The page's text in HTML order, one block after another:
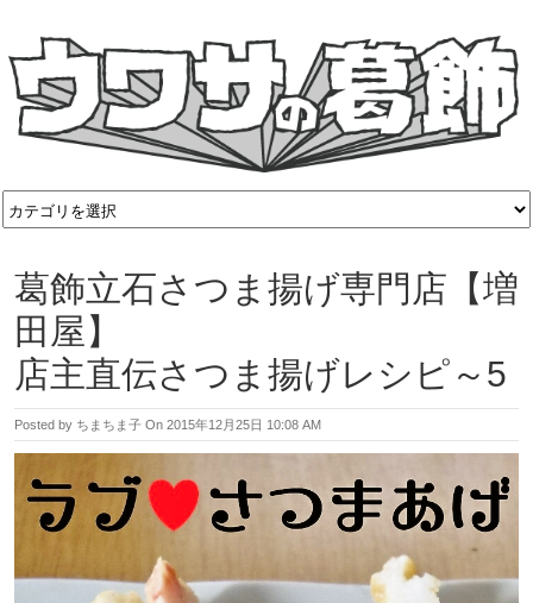
葛飾立石さつま揚げ専門店【増
田屋】
店主直伝さつま揚げレシピ～5
Posted by ちまちま子 On 2015年12月25日 10:08 AM